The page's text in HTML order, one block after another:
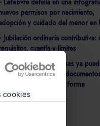
cookies
Lefebvre detalla en una
permisos por nacimiento,
y cuidado del menor en
Jubilación ordinaria contributiva:
cuantía y límites
- Ciudadanos y empresas ya
consultar datos de sus
notariales vía online de forma
y segura